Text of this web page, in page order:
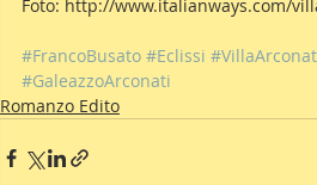
Foto: http://www.italianways.com/
#FrancoBusato #Eclissi
#GaleazzoArconati
Romanzo Edito